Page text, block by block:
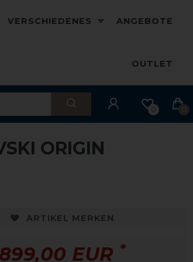
VERSCHIEDENES ANGEBOTE
OUTLET
0 0
ORIGIN
ARTIKEL MERKEN
899,00 EUR *